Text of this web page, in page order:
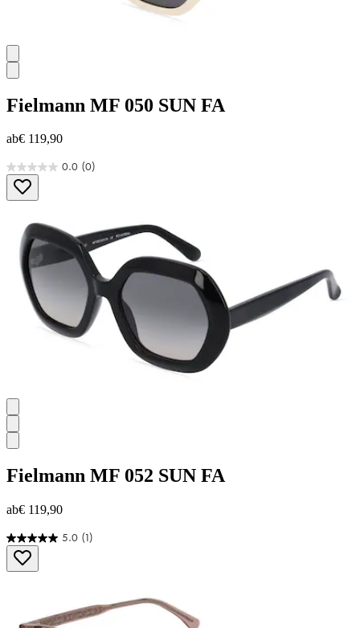
Fielmann MF 050 SUN FA
ab€ 119,90
0.0 (0)
0.0
von
5
Fielmann MF 052 SUN FA
ab€ 119,90
5.0 (1)
5.0
von
5
Bewertung